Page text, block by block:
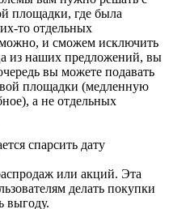
площадки, где была
то отдельных
и сможем исключить
из наших предложений, вы
вы можете подавать
площадки (медленную
а не отдельных
спарсить дату
или акций. Эта
делать покупки
выгоду.